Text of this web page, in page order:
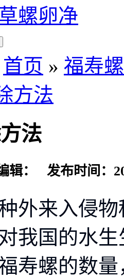
螺卵净
首页 » 福寿
方法
法
辑： 发布时间：
外来入侵
我国的水
寿螺的数